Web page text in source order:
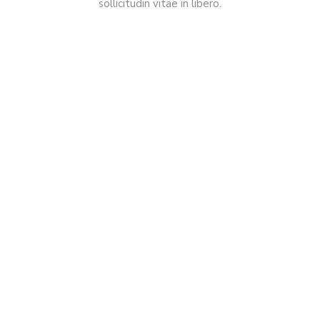
sollicitudin vitae in libero.